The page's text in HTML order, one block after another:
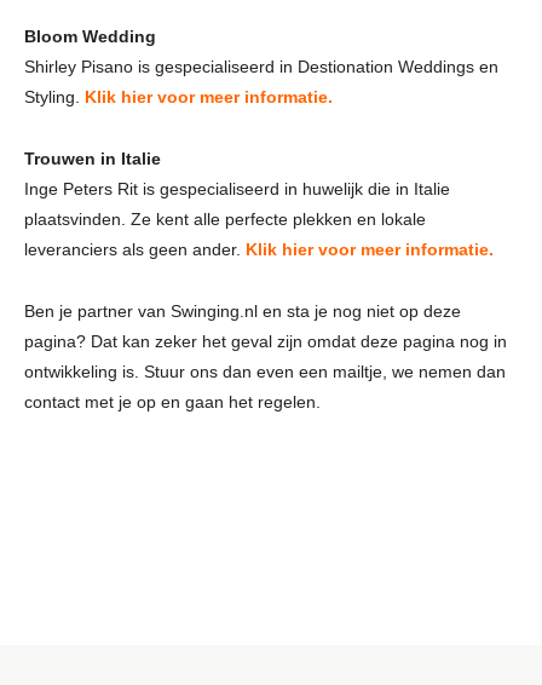
Bloom Wedding
Shirley Pisano is gespecialiseerd in Destionation Weddings en
Styling. Klik hier voor meer informatie.
Trouwen in Italie
Inge Peters Rit is gespecialiseerd in huwelijk die in Italie
plaatsvinden. Ze kent alle perfecte plekken en lokale
leveranciers als geen ander. Klik hier voor meer informatie.
Ben je partner van Swinging.nl en sta je nog niet op deze
pagina? Dat kan zeker het geval zijn omdat deze pagina nog in
ontwikkeling is. Stuur ons dan even een mailtje, we nemen dan
contact met je op en gaan het regelen.